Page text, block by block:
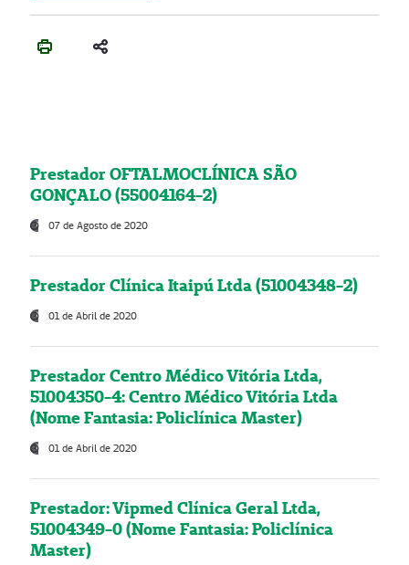
Prestador OFTALMOCLÍNICA SÃO
GONÇALO (55004164-2)
07 de Agosto de 2020
Prestador Clínica Itaipú Ltda (51004348-2)
01 de Abril de 2020
Prestador Centro Médico Vitória Ltda,
51004350-4: Centro Médico Vitória Ltda
(Nome Fantasia: Policlínica Master)
01 de Abril de 2020
Prestador: Vipmed Clínica Geral Ltda,
51004349-0 (Nome Fantasia: Policlínica
Master)